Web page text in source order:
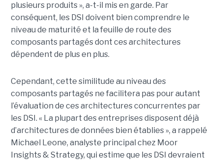
plusieurs produits », a-t-il mis en garde. Par
conséquent, les DSI doivent bien comprendre le
niveau de maturité et la feuille de route des
composants partagés dont ces architectures
dépendent de plus en plus.
Cependant, cette similitude au niveau des
composants partagés ne facilitera pas pour autant
l’évaluation de ces architectures concurrentes par
les DSI. « La plupart des entreprises disposent déjà
d’architectures de données bien établies », a rappelé
Michael Leone, analyste principal chez Moor
Insights & Strategy, qui estime que les DSI devraient